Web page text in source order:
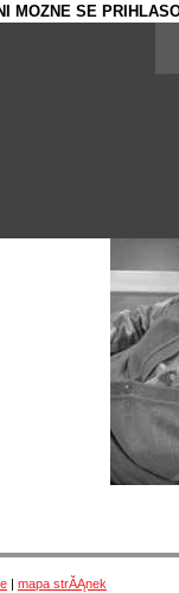
MOZNE SE
mapa strĂĄnek